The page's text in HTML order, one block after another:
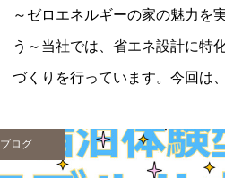
～ゼロエネルギーの家の魅力を
う～当社では、省エネ設計に特
づくりを行っています。今回は
ブログ